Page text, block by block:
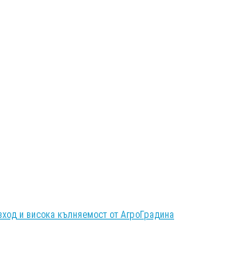
и висока кълняемост от АгроГрадина